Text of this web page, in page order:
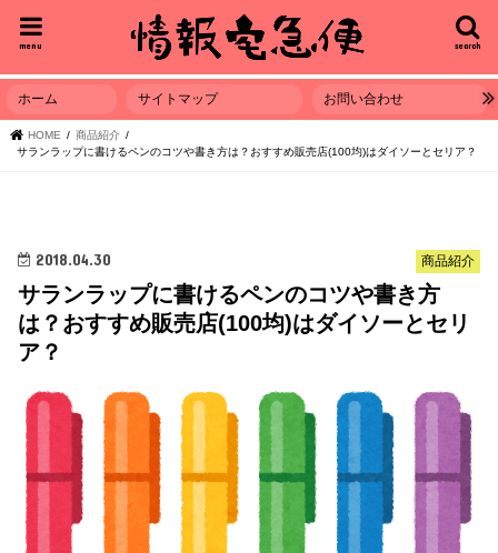
search
menu
ホーム サイトマップ お問い合わせ
HOME
商品紹介
サランラップに書けるペンのコツや書き方は？おすすめ販売店(100均)はダイソーとセリア？
商品紹介
2018.04.30
サランラップに書けるペンのコツや書き方
は？おすすめ販売店(100均)はダイソーとセリ
ア？